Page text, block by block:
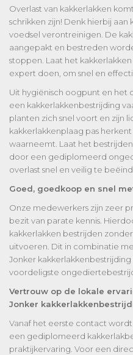
Overlast van kakkerlakken
schrikken zijn! Denk hierbij
voedsel verontreinigen. De
aangepakt en bestreden
stoppen. Laat het
expert doen, om snel en
Uit hygiënisch oogpunt en het
een kakkerlakkenbestrijding
planten zich snel voort en zijn
kakkerlakkenplaag pas
waarneemt. Laat het
door een gediplomeerd
overlast snel en veilig te
Goed, goedkoop en snel
Onze medewerkers zijn zeer
bezit van parate kennis.
kakkerlakken bestrijden
uitvoeren. Dit in combinatie
Jonker
voordeligste
Vertrouw op de lokale
Jonker
Vanaf het eerste contact
een gediplomeerd
praktijkervaring. Voor een